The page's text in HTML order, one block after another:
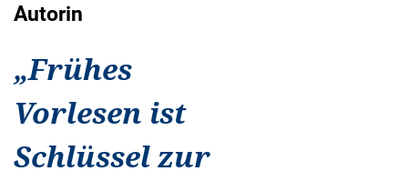
Autorin
„Frühes
Vorlesen ist
Schlüssel zur